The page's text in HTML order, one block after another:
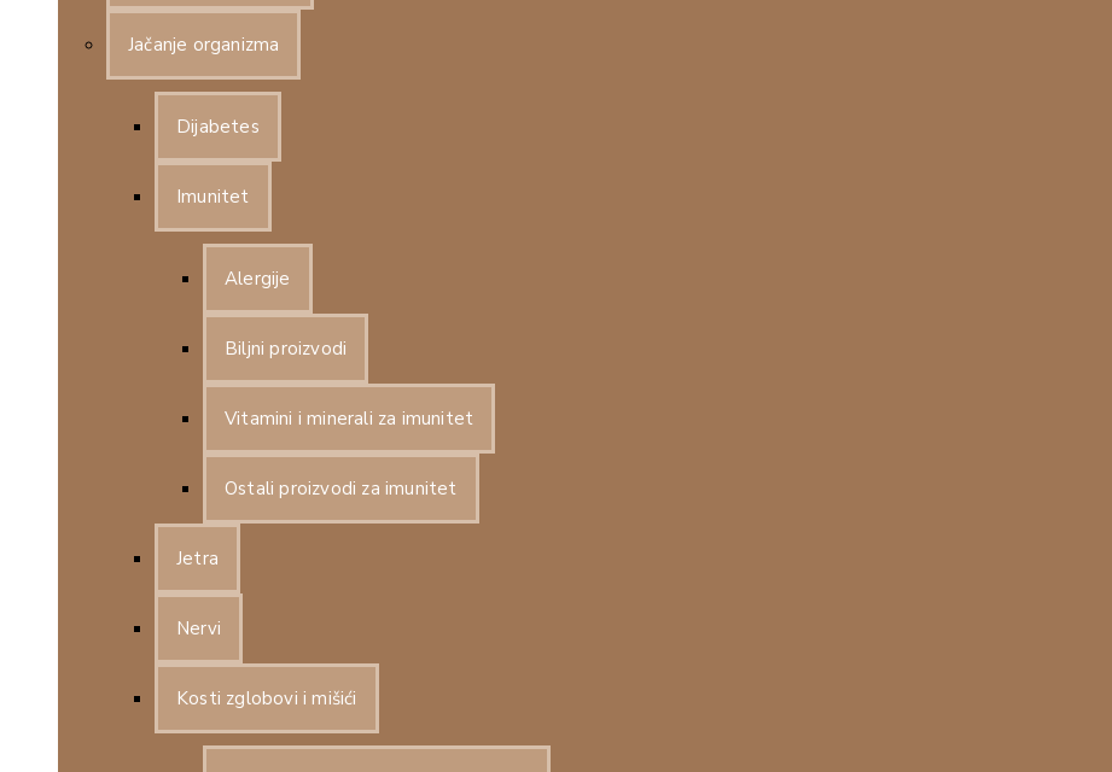
Jačanje organizma
Dijabetes
Imunitet
Alergije
Biljni proizvodi
Vitamini i minerali za imunitet
Ostali proizvodi za imunitet
Jetra
Nervi
Kosti zglobovi i mišići